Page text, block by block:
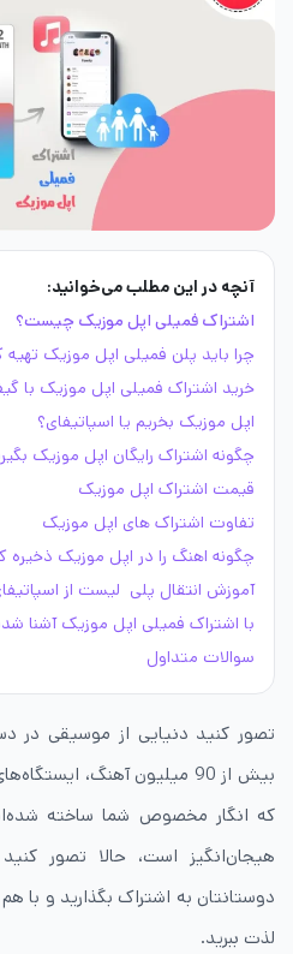
آنچه در این مطلب می‌خوانید:
اشتراک فمیلی اپل موزیک چیست؟
چرا باید پلن فمیلی اپل موزیک تهیه
خرید اشتراک فمیلی اپل موزیک با
اپل موزیک بخریم یا اسپاتیفای؟
چگونه اشتراک رایگان اپل موزیک
قیمت اشتراک اپل موزیک
تفاوت اشتراک های اپل موزیک
چگونه اهنگ را در اپل موزیک ذخیره
آموزش انتقال پلی لیست از
با اشتراک فمیلی اپل موزیک آشنا
سوالات متداول
تصور کنید دنیایی از موسیقی در
بیش از 90 میلیون آهنگ،
که انگار مخصوص شما ساخته
هیجان‌انگیز است، حالا تصور
دوستانتان به اشتراک بگذارید و با
لذت ببرید.